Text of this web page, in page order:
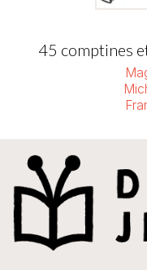
45 comptines